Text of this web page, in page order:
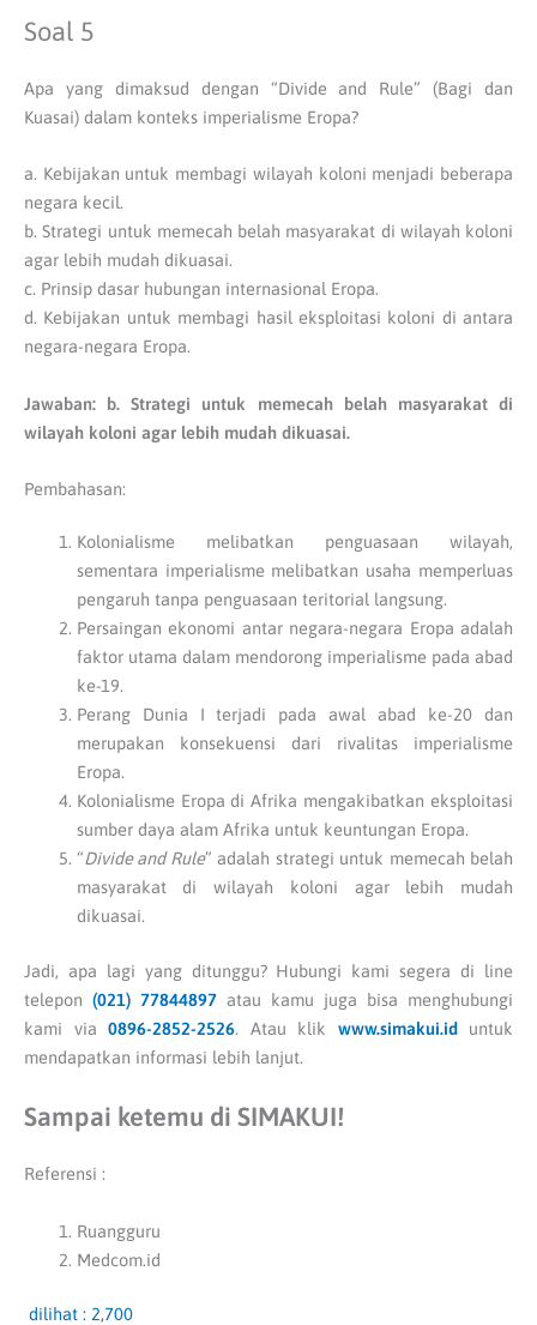
Soal 5
Apa yang dimaksud dengan “Divide and Rule” (Bagi dan
Kuasai) dalam konteks imperialisme Eropa?
a. Kebijakan untuk membagi wilayah koloni menjadi beberapa
negara kecil.
b. Strategi untuk memecah belah masyarakat di wilayah koloni
agar lebih mudah dikuasai.
c. Prinsip dasar hubungan internasional Eropa.
d. Kebijakan untuk membagi hasil eksploitasi koloni di antara
negara-negara Eropa.
Jawaban: b. Strategi untuk memecah belah masyarakat di
wilayah koloni agar lebih mudah dikuasai.
Pembahasan:
Kolonialisme melibatkan penguasaan wilayah,
sementara imperialisme melibatkan usaha memperluas
pengaruh tanpa penguasaan teritorial langsung.
Persaingan ekonomi antar negara-negara Eropa adalah
faktor utama dalam mendorong imperialisme pada abad
ke-19.
Perang Dunia I terjadi pada awal abad ke-20 dan
merupakan konsekuensi dari rivalitas imperialisme
Eropa.
Kolonialisme Eropa di Afrika mengakibatkan eksploitasi
sumber daya alam Afrika untuk keuntungan Eropa.
“Divide and Rule” adalah strategi untuk memecah belah
masyarakat di wilayah koloni agar lebih mudah
dikuasai.
Jadi, apa lagi yang ditunggu? Hubungi kami segera di line
telepon (021) 77844897 atau kamu juga bisa menghubungi
kami via 0896-2852-2526. Atau klik www.simakui.iduntuk
mendapatkan informasi lebih lanjut.
Sampai ketemu di SIMAKUI!
Referensi :
Ruangguru
Medcom.id
dilihat : 2,700